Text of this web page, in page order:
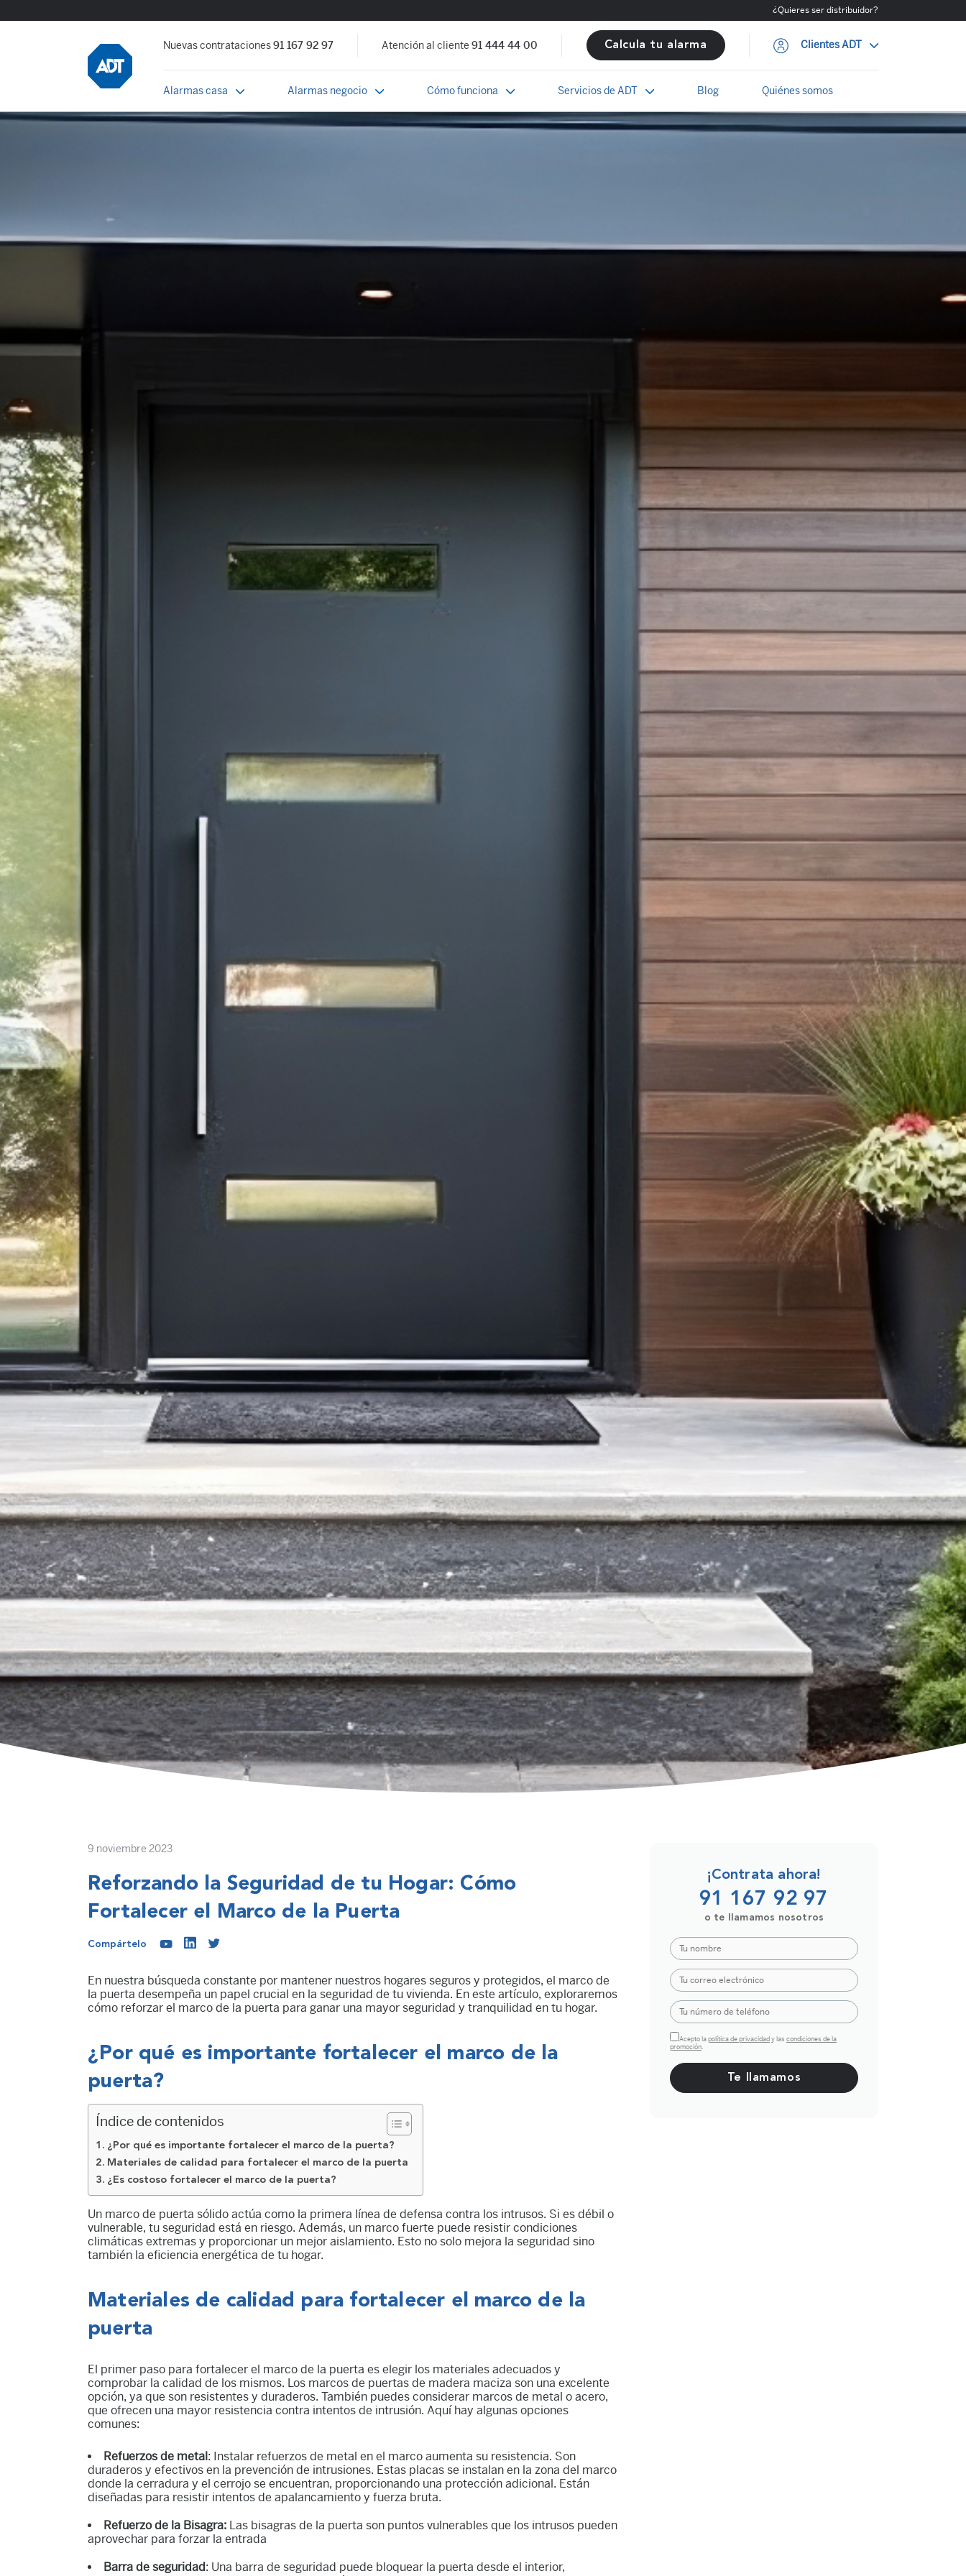
¿Quieres ser distribuidor?
Nuevas contrataciones91 167 92 97 Atención al cliente91 444 44 00 Calcula tu alarma Clientes ADT
Alarmas casa Alarmas negocio Cómo funciona Servicios de ADT Blog Quiénes somos
¡Contrata ahora!
91 167 92 97
o te llamamos nosotros
Acepto la política de privacidad y las condiciones de la
promoción.
Por favor, deja este campo vacío.
9 noviembre 2023
Reforzando la Seguridad de tu Hogar: Cómo
Fortalecer el Marco de la Puerta
Compártelo
En nuestra búsqueda constante por mantener nuestros hogares seguros y protegidos, el marco de
la puerta desempeña un papel crucial en la seguridad de tu vivienda. En este artículo, exploraremos
cómo reforzar el marco de la puerta para ganar una mayor seguridad y tranquilidad en tu hogar.
¿Por qué es importante fortalecer el marco de la
puerta?
Índice de contenidos
¿Por qué es importante fortalecer el marco de la puerta?
Materiales de calidad para fortalecer el marco de la puerta
¿Es costoso fortalecer el marco de la puerta?
Un marco de puerta sólido actúa como la primera línea de defensa contra los intrusos. Si es débil o
vulnerable, tu seguridad está en riesgo. Además, un marco fuerte puede resistir condiciones
climáticas extremas y proporcionar un mejor aislamiento. Esto no solo mejora la seguridad sino
también la eficiencia energética de tu hogar.
Materiales de calidad para fortalecer el marco de la
puerta
El primer paso para fortalecer el marco de la puerta es elegir los materiales adecuados y
comprobar la calidad de los mismos. Los marcos de puertas de madera maciza son una excelente
opción, ya que son resistentes y duraderos. También puedes considerar marcos de metal o acero,
que ofrecen una mayor resistencia contra intentos de intrusión. Aquí hay algunas opciones
comunes:
Refuerzos de metal : Instalar refuerzos de metal en el marco aumenta su resistencia. Son
duraderos y efectivos en la prevención de intrusiones. Estas placas se instalan en la zona del marco
donde la cerradura y el cerrojo se encuentran, proporcionando una protección adicional. Están
diseñadas para resistir intentos de apalancamiento y fuerza bruta.
Refuerzo de la Bisagra: Las bisagras de la puerta son puntos vulnerables que los intrusos pueden
aprovechar para forzar la entrada
Barra de seguridad: Una barra de seguridad puede bloquear la puerta desde el interior,